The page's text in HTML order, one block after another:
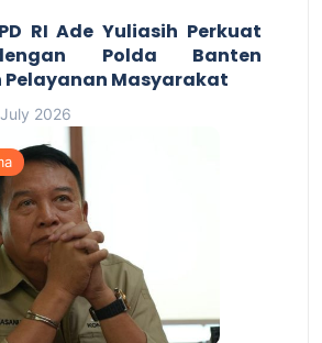
RI Ade Yuliasih Perkuat
Polda Banten
Masyarakat
2026